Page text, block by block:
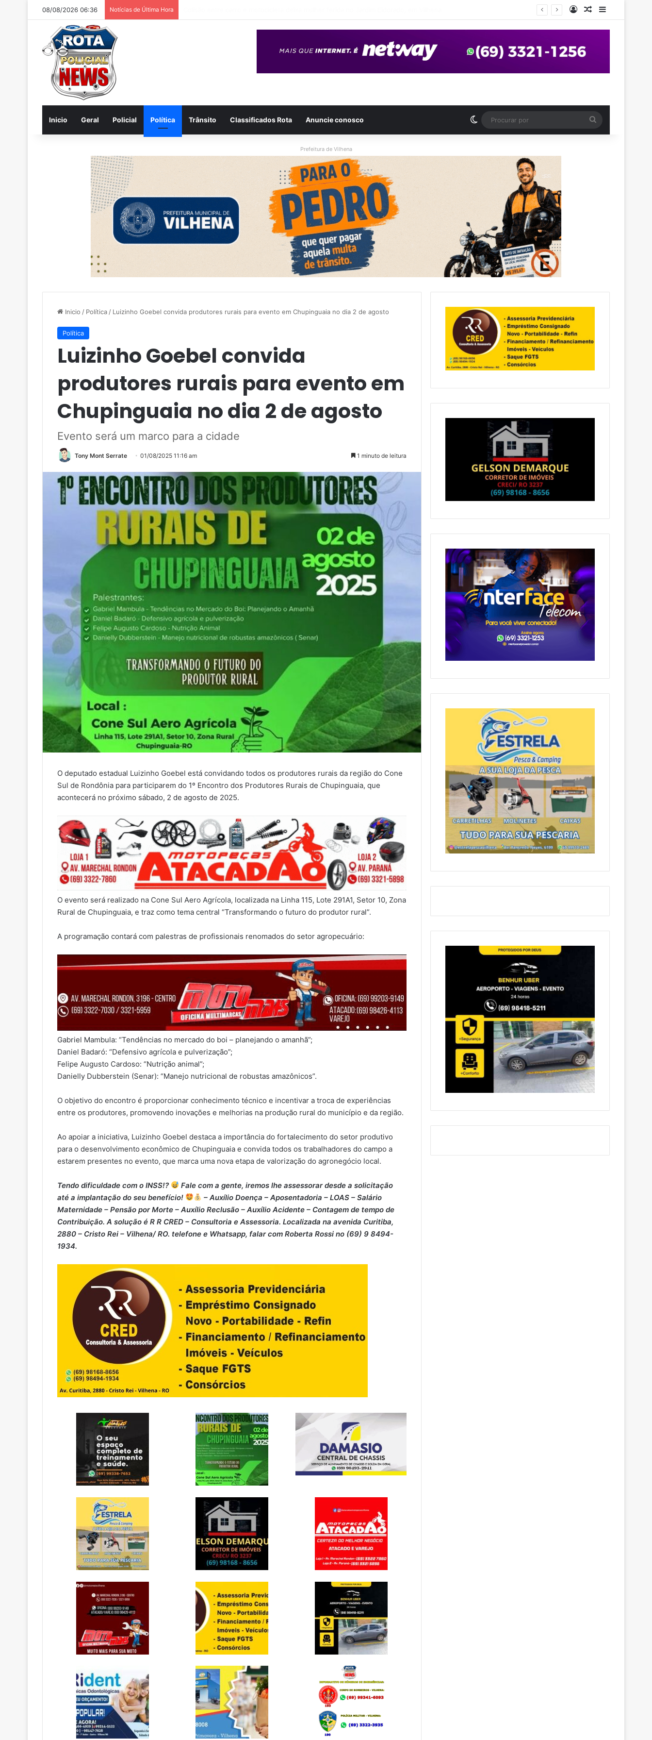
08/08/2026 06:36 Notícias de Última Hora EntrarArtigo aleatório
Inicio Geral Policial Política Trânsito Classificados Rota Anuncie conosco Switch skin
por
Prefeitura de Vilhena
Inicio / Política / Luizinho Goebel convida produtores rurais para evento em Chupinguaia no dia 2 de agosto
Política
Luizinho Goebel convida
produtores rurais para evento em
Chupinguaia no dia 2 de agosto
Evento será um marco para a cidade
Tony Mont Serrate 01/08/2025 11:16 am 1 minuto de leitura
O deputado estadual Luizinho Goebel está convidando todos os produtores rurais da região do Cone
Sul de Rondônia para participarem do 1º Encontro dos Produtores Rurais de Chupinguaia, que
acontecerá no próximo sábado, 2 de agosto de 2025.
O evento será realizado na Cone Sul Aero Agrícola, localizada na Linha 115, Lote 291A1, Setor 10, Zona
Rural de Chupinguaia, e traz como tema central “Transformando o futuro do produtor rural”.
A programação contará com palestras de profissionais renomados do setor agropecuário:
Gabriel Mambula: “Tendências no mercado do boi – planejando o amanhã”;
Daniel Badaró: “Defensivo agrícola e pulverização”;
Felipe Augusto Cardoso: “Nutrição animal”;
Danielly Dubberstein (Senar): “Manejo nutricional de robustas amazônicos”.
O objetivo do encontro é proporcionar conhecimento técnico e incentivar a troca de experiências
entre os produtores, promovendo inovações e melhorias na produção rural do município e da região.
Ao apoiar a iniciativa, Luizinho Goebel destaca a importância do fortalecimento do setor produtivo
para o desenvolvimento econômico de Chupinguaia e convida todos os trabalhadores do campo a
estarem presentes no evento, que marca uma nova etapa de valorização do agronegócio local.
Tendo dificuldade com o INSS!?
Fale com a gente, iremos lhe assessorar desde a solicitação
até a implantação do seu benefício!
– Auxílio Doença – ⁠Aposentadoria – ⁠LOAS – ⁠Salário
Maternidade – ⁠Pensão por Morte – ⁠Auxílio Reclusão – ⁠Auxílio Acidente – ⁠Contagem de tempo de
Contribuição. A solução é R R CRED – Consultoria e Assessoria. Localizada na avenida Curitiba,
2880 – Cristo Rei – Vilhena/ RO. telefone e Whatsapp, falar com Roberta Rossi no (69) 9 8494-
1934.